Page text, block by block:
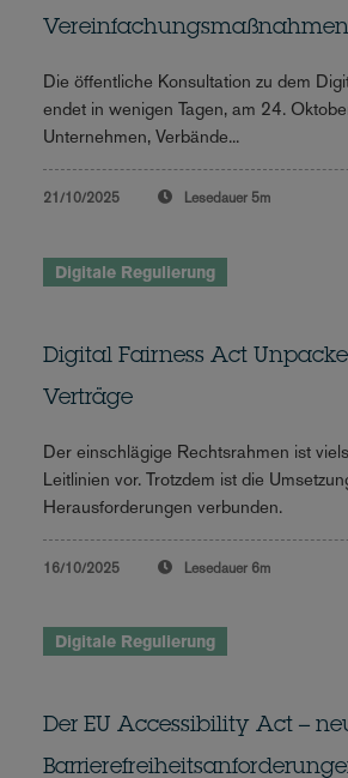
Vereinfachungsmaßnahmen
Die öffentliche Konsultation zu dem
endet in wenigen Tagen, am 24.
Unternehmen, Verbände...
21/10/2025 Lesedauer 5m
Digitale Regulierung
Digital Fairness Act
Verträge
Der einschlägige Rechtsrahmen ist
Leitlinien vor. Trotzdem ist die
Herausforderungen verbunden.
16/10/2025 Lesedauer 6m
Digitale Regulierung
Der EU Accessibility Act –